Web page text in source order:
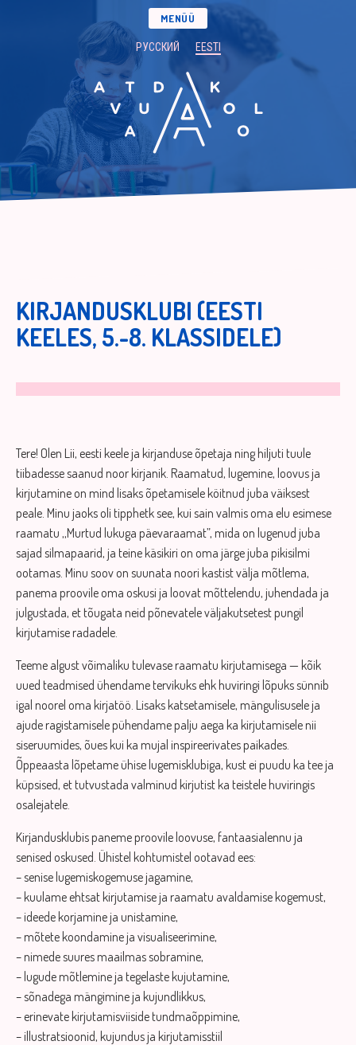
MENÜÜ
РУССКИЙ EESTI
KIRJANDUSKLUBI (EESTI
KEELES, 5.-8. KLASSIDELE)
Tere! Olen Lii, eesti keele ja kirjanduse õpetaja ning hiljuti tuule
tiibadesse saanud noor kirjanik. Raamatud, lugemine, loovus ja
kirjutamine on mind lisaks õpetamisele köitnud juba väiksest
peale. Minu jaoks oli tipphetk see, kui sain valmis oma elu esimese
raamatu ,,Murtud lukuga päevaraamat”, mida on lugenud juba
sajad silmapaarid, ja teine käsikiri on oma järge juba pikisilmi
ootamas. Minu soov on suunata noori kastist välja mõtlema,
panema proovile oma oskusi ja loovat mõttelendu, juhendada ja
julgustada, et tõugata neid põnevatele väljakutsetest pungil
kirjutamise radadele.
Teeme algust võimaliku tulevase raamatu kirjutamisega — kõik
uued teadmised ühendame tervikuks ehk huviringi lõpuks sünnib
igal noorel oma kirjatöö. Lisaks katsetamisele, mängulisusele ja
ajude ragistamisele pühendame palju aega ka kirjutamisele nii
siseruumides, õues kui ka mujal inspireerivates paikades.
Õppeaasta lõpetame ühise lugemisklubiga, kust ei puudu ka tee ja
küpsised, et tutvustada valminud kirjutist ka teistele huviringis
osalejatele.
Kirjandusklubis paneme proovile loovuse, fantaasialennu ja
senised oskused. Ühistel kohtumistel ootavad ees:
– senise lugemiskogemuse jagamine,
– kuulame ehtsat kirjutamise ja raamatu avaldamise kogemust,
– ideede korjamine ja unistamine,
– mõtete koondamine ja visualiseerimine,
– nimede suures maailmas sobramine,
– lugude mõtlemine ja tegelaste kujutamine,
– sõnadega mängimine ja kujundlikkus,
– erinevate kirjutamisviiside tundmaõppimine,
– illustratsioonid, kujundus ja kirjutamisstiil